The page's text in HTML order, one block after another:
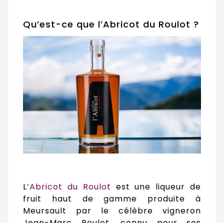
Qu’est-ce que l’Abricot du Roulot ?
L’Abricot du Roulot est une liqueur de
fruit haut de gamme produite à
Meursault par le célèbre vigneron